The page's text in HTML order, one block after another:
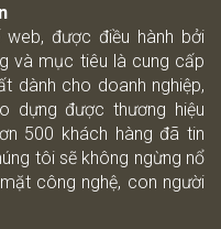
được điều hành bởi
và mục tiêu là cung cấp
dành cho doanh nghiệp,
dựng được thương hiệu
500 khách hàng đã tin
tôi sẽ không ngừng nổ
công nghệ, con người